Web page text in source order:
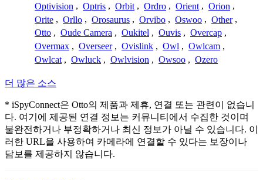
Optivision , Optris , Orbit , Ordro , Orient , Orion ,
Orite , Orllo , Orosaurus , Orvibo , Oswoo , Other ,
Otto , Oude Camera , Oukitel , Ouvis , Overcap ,
Overmax , Overseer , Ovislink , Owl , Owlcam ,
Owlcat , Owluck , Owlvision , Owsoo , Ozero
더 많은 소스
* iSpyConnect은 Otto의 제품과 제휴, 연결 또는 관련이 없습니
다. 여기에 제공된 연결 정보는 커뮤니티에서 수집한 것이며
불완전하거나 부정확하거나 최신 정보가 아닐 수 있습니다. 이
러한 URL을 사용하여 카메라에 연결할 수 있다는 보장이나
담보를 제공하지 않습니다.